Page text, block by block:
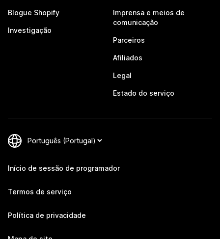
Blogue Shopify
Investigação
Imprensa e meios de
comunicação
Parceiros
Afiliados
Legal
Estado do serviço
Início de sessão de programador
Termos de serviço
Política de privacidade